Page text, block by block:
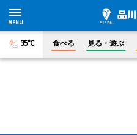
35°C 食べる 見る・遊ぶ